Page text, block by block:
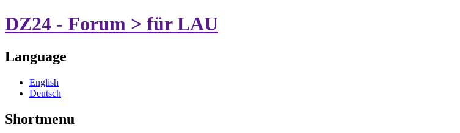
DZ24 - Forum > für LAU
Language
English
Deutsch
Shortmenu